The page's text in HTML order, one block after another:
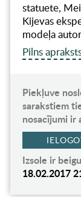
statuete,
Kijevas
modeļa
Pilns
Piekļuve
sarakstiem
nosacījumi ir
Izsole ir
18.02.2017